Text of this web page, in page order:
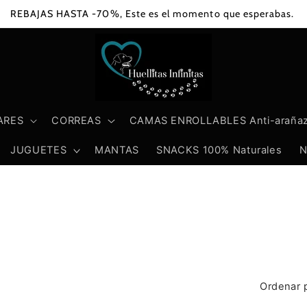
REBAJAS HASTA -70%, Este es el momento que esperabas.
CORREAS CAMAS ENROLLABLES Anti-
JUGUETES MANTAS SNACKS 100% Naturales
Ordenar